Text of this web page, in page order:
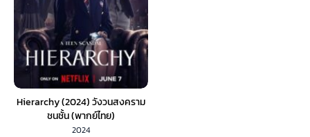
Hierarchy (2024) วังวนสงคราม
ชนชั้น (พากย์ไทย)
2024